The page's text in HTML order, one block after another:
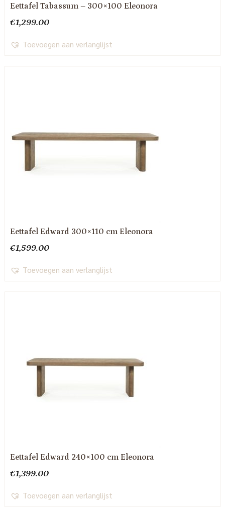
Eettafel Tabassum – 300×100 Eleonora
€1,299.00
Toevoegen aan verlanglijst
Eettafel Edward 300×110 cm Eleonora
€1,599.00
Toevoegen aan verlanglijst
Eettafel Edward 240×100 cm Eleonora
€1,399.00
Toevoegen aan verlanglijst